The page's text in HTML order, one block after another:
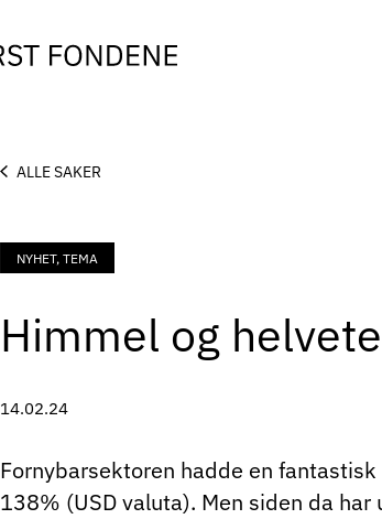
ALLE SAKER
NYHET, TEMA
Himmel og
14.02.24
Fornybarsektoren hadde en
138% (USD valuta). Men siden da